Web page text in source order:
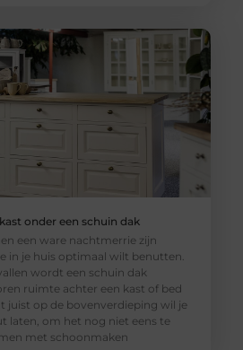
onder een schuin dak
een ware nachtmerrie zijn
in je huis optimaal wilt benutten.
wordt een schuin dak
ruimte achter een kast of bed
juist op de bovenverdieping wil je
laten, om het nog niet eens te
met schoonmaken